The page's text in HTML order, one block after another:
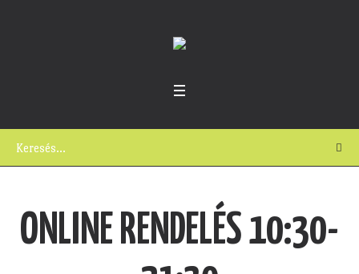
ONLINE RENDELÉS 10:30-